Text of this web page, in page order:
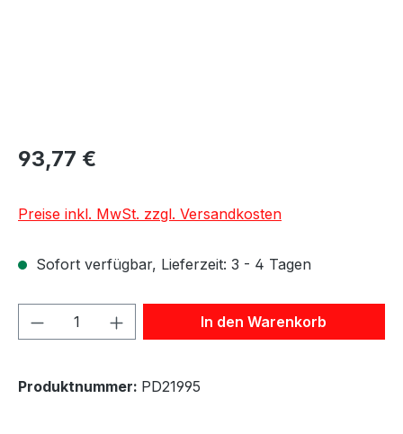
93,77 €
Preise inkl. MwSt. zzgl. Versandkosten
Sofort verfügbar, Lieferzeit: 3 - 4 Tagen
Produkt Anzahl: Gib denIn den Warenkorb
Produktnummer: PD21995